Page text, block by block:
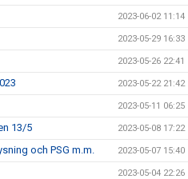
2023-06-02 11:14
2023-05-29 16:33
2023-05-26 22:41
2023-05-22 21:42
2023-05-11 06:25
13/5 2023-05-08 17:22
och PSG m.m. 2023-05-07 15:40
2023-05-04 22:26